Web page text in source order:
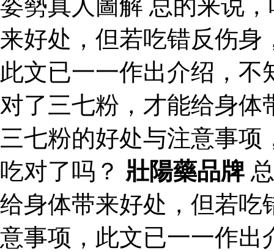
姿勢真人圖解 总的来说
来好处，但若吃错反伤身
此文已一一作出介绍，
对了三七粉，才能给身
三七粉的好处与注意事
吃对了吗？ 壯陽藥品牌
给身体带来好处，但若吃
意事项，此文已一一作出